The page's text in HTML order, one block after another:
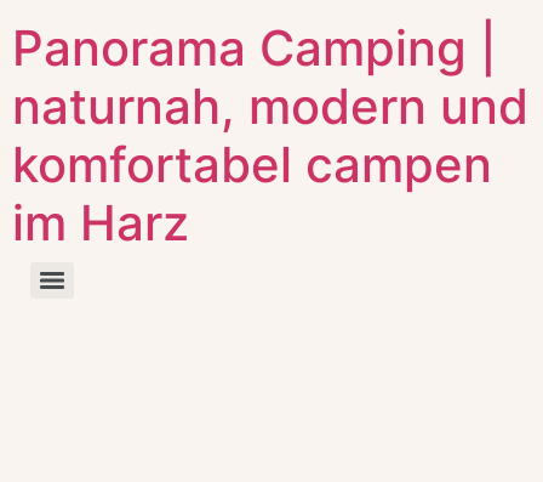
Panorama Camping |
naturnah, modern und
komfortabel campen
im Harz